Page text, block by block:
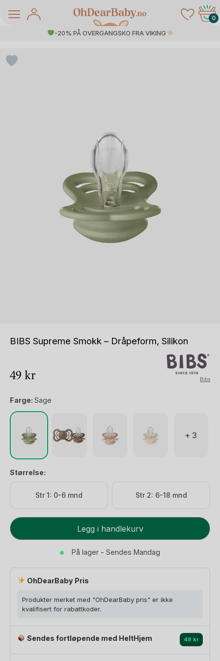
0
-20% PÅ OVERGANGSKO FRA VIKING
BIBS Supreme Smokk – Dråpeform, Silikon
49 kr Bibs
Farge: Sage
+ 3
Størrelse:
Str 1: 0-6 mnd Str 2: 6-18 mnd
BIBS
Supreme
Dråpeform,
Silikon
Legg i handlekurv
På lager - Sendes Mandag
OhDearBaby Pris
Produkter merket med "OhDearBaby pris" er ikke
kvalifisert for rabattkoder.
Sendes fortløpende med HeltHjem 49 kr